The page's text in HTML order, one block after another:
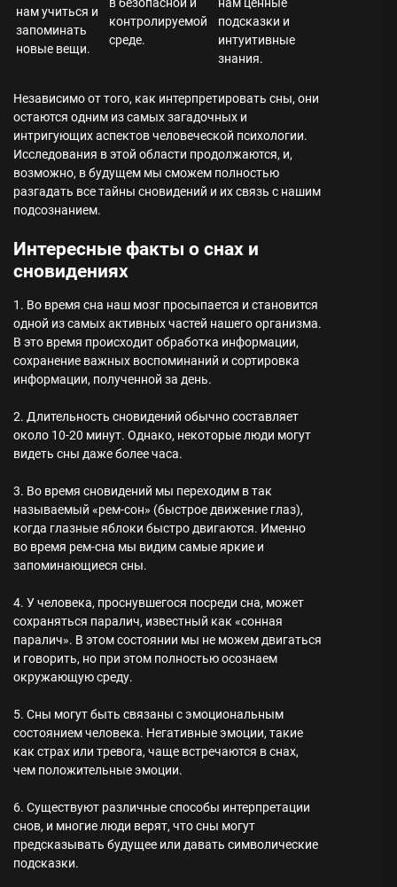
нам учиться и
запоминать
новые вещи.
контролируемой
среде.
подсказки и
интуитивные
знания.
Независимо от того, как интерпретировать сны, они
остаются одним из самых загадочных и
интригующих аспектов человеческой психологии.
Исследования в этой области продолжаются, и,
возможно, в будущем мы сможем полностью
разгадать все тайны сновидений и их связь с нашим
подсознанием.
Интересные факты о снах и
сновидениях
1. Во время сна наш мозг просыпается и становится
одной из самых активных частей нашего организма.
В это время происходит обработка информации,
сохранение важных воспоминаний и сортировка
информации, полученной за день.
2. Длительность сновидений обычно составляет
около 10-20 минут. Однако, некоторые люди могут
видеть сны даже более часа.
3. Во время сновидений мы переходим в так
называемый «рем-сон» (быстрое движение глаз),
когда глазные яблоки быстро двигаются. Именно
во время рем-сна мы видим самые яркие и
запоминающиеся сны.
4. У человека, проснувшегося посреди сна, может
сохраняться паралич, известный как «сонная
паралич». В этом состоянии мы не можем двигаться
и говорить, но при этом полностью осознаем
окружающую среду.
5. Сны могут быть связаны с эмоциональным
состоянием человека. Негативные эмоции, такие
как страх или тревога, чаще встречаются в снах,
чем положительные эмоции.
6. Существуют различные способы интерпретации
снов, и многие люди верят, что сны могут
предсказывать будущее или давать символические
подсказки.